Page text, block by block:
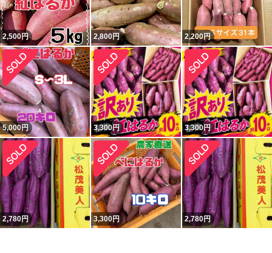
2,500円 2,800円 2,200円
5,000円 3,300円 3,300円
2,780円 3,300円 2,780円